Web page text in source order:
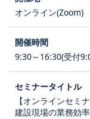
オンライン(Zoom)
9:30～16:30(受付
【オンラインセミ
建設現場の業務効